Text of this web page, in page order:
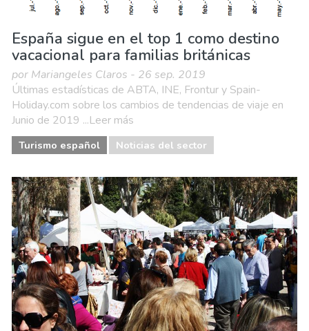
España sigue en el top 1 como destino
vacacional para familias británicas
por Mariangeles Claros - 26 sep. 2019
Últimas estadísticas de ABTA, INE, Frontur y Spain-
Holiday.com sobre los cambios de tendencias de viaje en
Junio de 2019 ...Leer más
Turismo español Noticias del sector